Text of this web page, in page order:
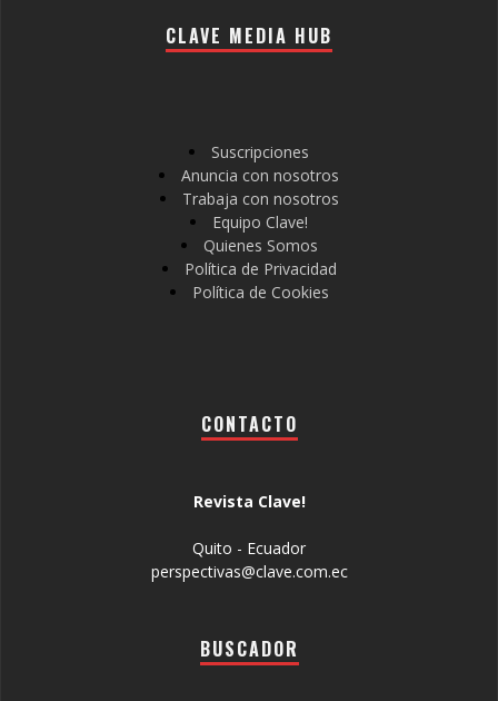
CLAVE MEDIA HUB
Suscripciones
Anuncia con nosotros
Trabaja con nosotros
Equipo Clave!
Quienes Somos
Política de Privacidad
Política de Cookies
CONTACTO
Revista Clave!
Quito - Ecuador
perspectivas@clave.com.ec
BUSCADOR